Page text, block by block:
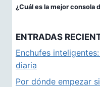
¿Cuál es la mejor consola
ENTRADAS
Enchufes
diaria
Por dónde empezar